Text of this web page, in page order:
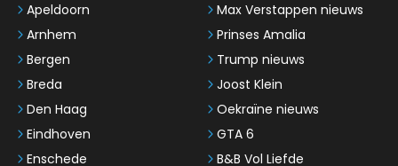
Apeldoorn
Arnhem
Bergen
Breda
Den Haag
Eindhoven
Enschede
Max Verstappen nieuws
Prinses Amalia
Trump nieuws
Joost Klein
Oekraïne nieuws
GTA 6
B&B Vol Liefde